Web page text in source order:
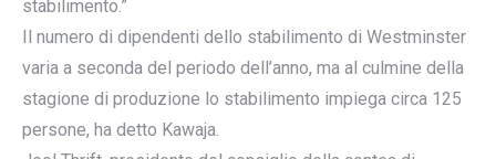
stabilimento.”
Il numero di dipendenti dello stabilimento di Westminster
varia a seconda del periodo dell’anno, ma al culmine della
stagione di produzione lo stabilimento impiega circa 125
persone, ha detto Kawaja.